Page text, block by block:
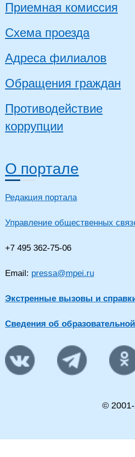
Приемная комиссия
Схема проезда
Адреса филиалов
Обращения граждан
Противодействие
коррупции
О портале
Редакция портала
Управление общественных
+7 495 362-75-06
Email: pressa@mpei.ru
Экстренные вызовы и
Сведения об
© 2001-